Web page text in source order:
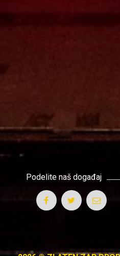
Podelite naš događaj